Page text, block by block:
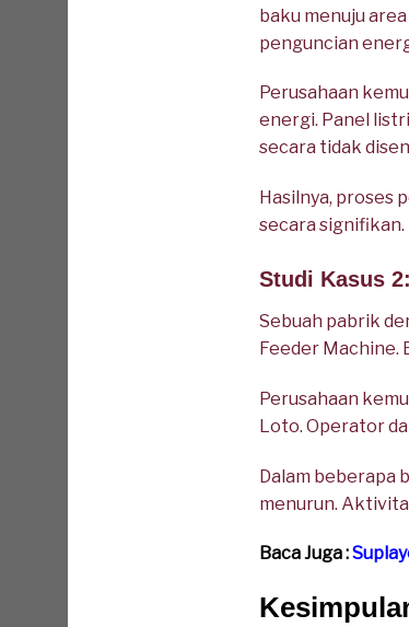
baku menuju
penguncian
Perusahaan
energi. Panel
secara tidak
Hasilnya, proses
secara signifikan.
Studi Kasus
Sebuah pabrik
Feeder Machine.
Perusahaan
Loto. Operator
Dalam beberapa
menurun.
Baca Juga :